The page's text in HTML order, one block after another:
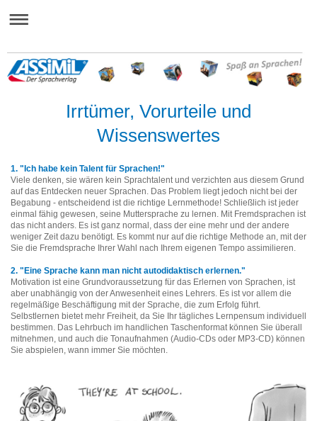
Irrtümer, Vorurteile und
Wissenswertes
1. "Ich habe kein Talent für Sprachen!"
Viele denken, sie wären kein Sprachtalent und verzichten aus diesem Grund
auf das Entdecken neuer Sprachen. Das Problem liegt jedoch nicht bei der
Begabung - entscheidend ist die richtige Lernmethode! Schließlich ist jeder
einmal fähig gewesen, seine Muttersprache zu lernen. Mit Fremdsprachen ist
das nicht anders. Es ist ganz normal, dass der eine mehr und der andere
weniger Zeit dazu benötigt. Es kommt nur auf die richtige Methode an, mit der
Sie die Fremdsprache Ihrer Wahl nach Ihrem eigenen Tempo assimilieren.
2. "Eine Sprache kann man nicht autodidaktisch erlernen."
Motivation ist eine Grundvoraussetzung für das Erlernen von Sprachen, ist
aber unabhängig von der Anwesenheit eines Lehrers. Es ist vor allem die
regelmäßige Beschäftigung mit der Sprache, die zum Erfolg führt.
Selbstlernen bietet mehr Freiheit, da Sie Ihr tägliches Lernpensum individuell
bestimmen. Das Lehrbuch im handlichen Taschenformat können Sie überall
mitnehmen, und auch die Tonaufnahmen (Audio-CDs oder MP3-CD) können
Sie abspielen, wann immer Sie möchten.